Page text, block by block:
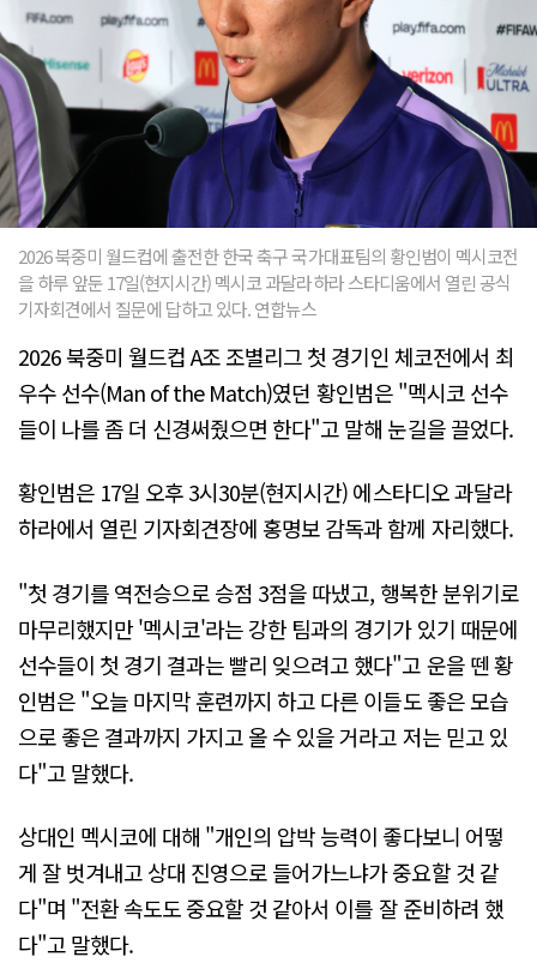
2026 북중미 월드컵에 출전한 한국 축구 국가대표팀의 황인범이 멕시코전
을 하루 앞둔 17일(현지시간) 멕시코 과달라하라 스타디움에서 열린 공식
기자회견에서 질문에 답하고 있다. 연합뉴스
2026 북중미 월드컵 A조 조별리그 첫 경기인 체코전에서 최
우수 선수(Man of the Match)였던 황인범은 "멕시코 선수
들이 나를 좀 더 신경써줬으면 한다"고 말해 눈길을 끌었다.
황인범은 17일 오후 3시30분(현지시간) 에스타디오 과달라
하라에서 열린 기자회견장에 홍명보 감독과 함께 자리했다.
"첫 경기를 역전승으로 승점 3점을 따냈고, 행복한 분위기로
마무리했지만 '멕시코'라는 강한 팀과의 경기가 있기 때문에
선수들이 첫 경기 결과는 빨리 잊으려고 했다"고 운을 뗀 황
인범은 "오늘 마지막 훈련까지 하고 다른 이들도 좋은 모습
으로 좋은 결과까지 가지고 올 수 있을 거라고 저는 믿고 있
다"고 말했다.
상대인 멕시코에 대해 "개인의 압박 능력이 좋다보니 어떻
게 잘 벗겨내고 상대 진영으로 들어가느냐가 중요할 것 같
다"며 "전환 속도도 중요할 것 같아서 이를 잘 준비하려 했
다"고 말했다.